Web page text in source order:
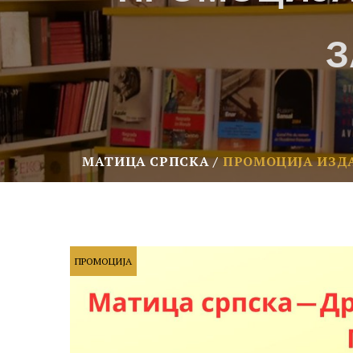
МАТИЦА СРПСКА ПРОМОЦИЈА
ПРОМОЦИЈА